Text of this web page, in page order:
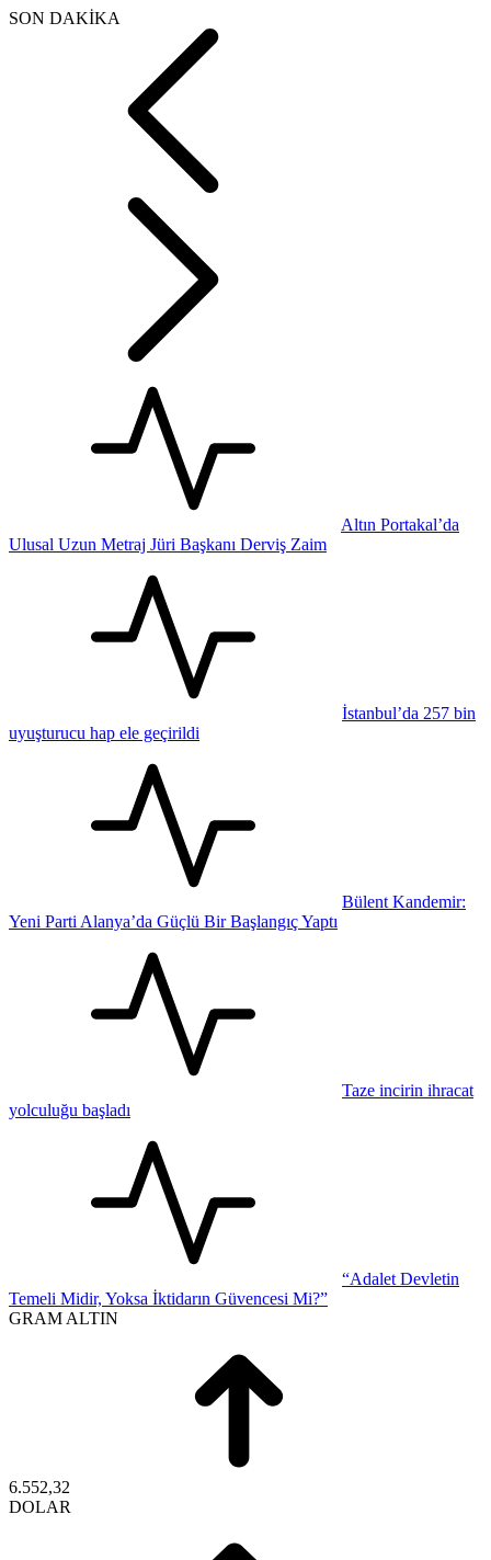
SON DAKİKA
Altın Portakal’da
Ulusal Uzun Metraj Jüri Başkanı Derviş Zaim
İstanbul’da 257 bin
uyuşturucu hap ele geçirildi
Bülent Kandemir:
Yeni Parti Alanya’da Güçlü Bir Başlangıç Yaptı
Taze incirin ihracat
yolculuğu başladı
“Adalet Devletin
Temeli Midir, Yoksa İktidarın Güvencesi Mi?”
GRAM ALTIN
6.552,32
DOLAR